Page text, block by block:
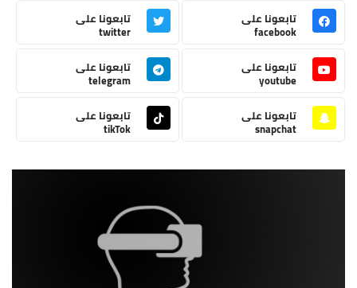
تابعونا على
facebook
تابعونا على
twitter
تابعونا على
youtube
تابعونا على
telegram
تابعونا على
snapchat
تابعونا على
tikTok